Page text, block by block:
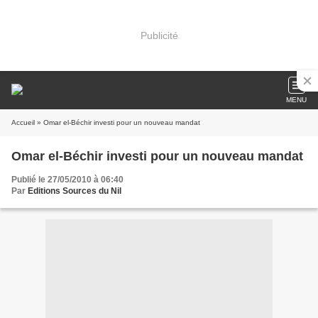
Publicité
MENU
Accueil » Omar el-Béchir investi pour un nouveau mandat
Omar el-Béchir investi pour un nouveau mandat
Publié le 27/05/2010 à 06:40
Par Editions Sources du Nil